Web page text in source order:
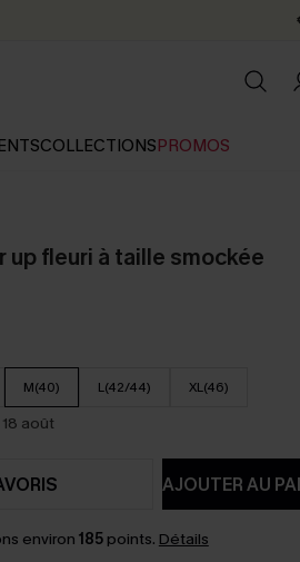
COLLECTIONSPROMOS
up fleuri à taille smockée
M(40) L(42/44) XL(46)
août
AJOUTER AU
environ 185points. Détails